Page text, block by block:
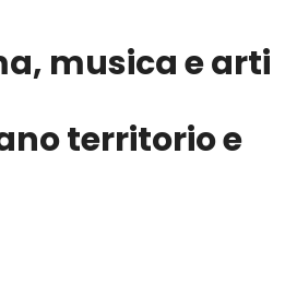
musica e arti
territorio e